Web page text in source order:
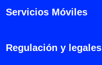
Honor 70
Honor 90 Lite
Servicios Móviles
Regulación y legales